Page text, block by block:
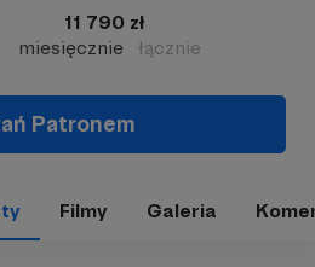
11 790 zł
miesięcznie
łącznie
Patronem
Filmy Galeria